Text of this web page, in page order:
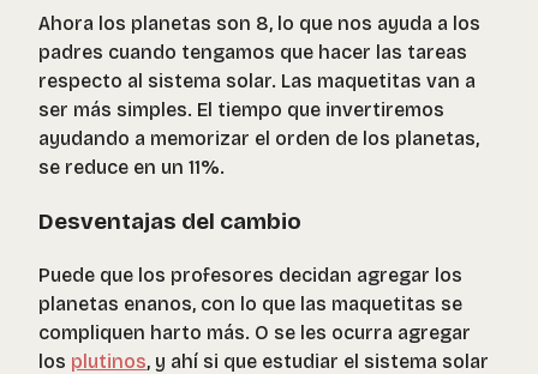
Ahora los planetas son 8, lo que nos ayuda a los
padres cuando tengamos que hacer las tareas
respecto al sistema solar. Las maquetitas van a
ser más simples. El tiempo que invertiremos
ayudando a memorizar el orden de los planetas,
se reduce en un 11%.
Desventajas del cambio
Puede que los profesores decidan agregar los
planetas enanos, con lo que las maquetitas se
compliquen harto más. O se les ocurra agregar
los plutinos, y ahí si que estudiar el sistema solar